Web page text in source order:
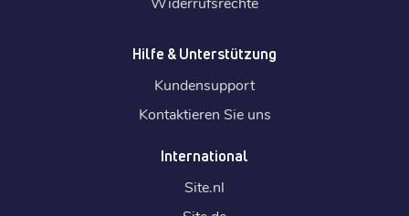
Hilfe & Unterstützung
Kundensupport
Kontaktieren Sie uns
International
Site.nl